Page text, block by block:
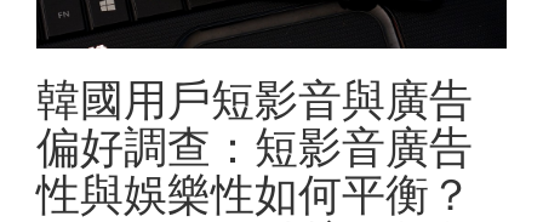
韓國用戶短影音與廣告
偏好調查：短影音廣告
性與娛樂性如何平衡？